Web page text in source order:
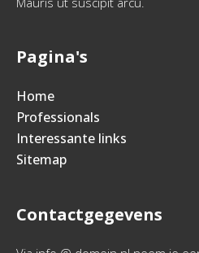
Pagina's
Home
Professionals
Interessante links
Sitemap
Contactgegevens